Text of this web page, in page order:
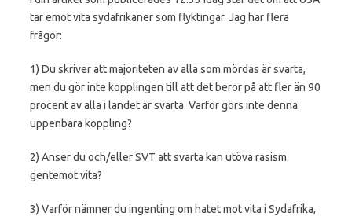
tar emot vita sydafrikaner som flyktingar. Jag har flera
frågor:
1) Du skriver att majoriteten av alla som mördas är svarta,
men du gör inte kopplingen till att det beror på att fler än 90
procent av alla i landet är svarta. Varför görs inte denna
uppenbara koppling?
2) Anser du och/eller SVT att svarta kan utöva rasism
gentemot vita?
3) Varför nämner du ingenting om hatet mot vita i Sydafrika,